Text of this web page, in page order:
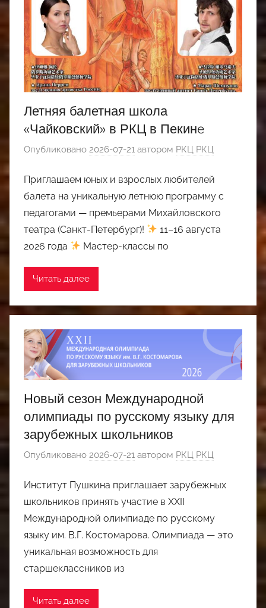
Летняя балетная школа
«Чайковский» в РКЦ в Пекинe
Опубликовано 2026-07-21 автором РКЦ РКЦ
Приглашаем юных и взрослых любителей
балета на уникальную летнюю программу с
педагогами — премьерами Михайловского
театра (Санкт-Петербург)!
11–16 августа
2026 года
Мастер-классы по
Читать далее
Новый сезон Международной
олимпиады по русскому языку для
зарубежных школьников
Опубликовано 2026-07-21 автором РКЦ РКЦ
Институт Пушкина приглашает зарубежных
школьников принять участие в XXII
Международной олимпиаде по русскому
языку им. В.Г. Костомарова. Олимпиада — это
уникальная возможность для
старшеклассников из
Читать далее